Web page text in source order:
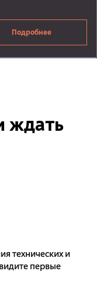
Подробнее
ждать
технических и
первые